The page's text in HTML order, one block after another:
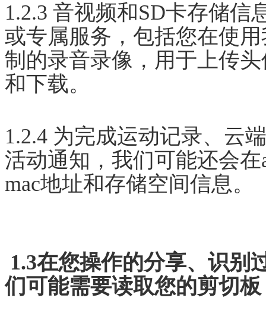
1.2.3 音视频和SD卡存储
或专属服务，包括您在使
制的录音录像，用于上传
和下载。
1.2.4 为完成运动记录、云
活动通知，我们可能还会
mac地址和存储空间信息。
1.3在您操作的分享、识别
们可能需要读取您的剪切板